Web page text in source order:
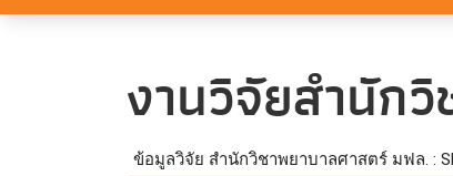
งานวิจัยสำนักวิ